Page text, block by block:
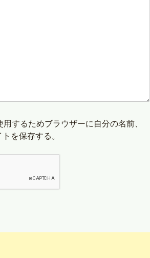
するためブラウザーに自分の名前、
を保存する。